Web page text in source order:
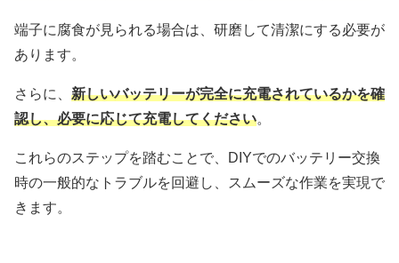
端子に腐食が見られる場合は、研磨して清潔にする必要が
あります。
さらに、 新しいバッテリーが完全に充電されているかを確
認し、必要に応じて充電してください。
これらのステップを踏むことで、DIYでのバッテリー交換
時の一般的なトラブルを回避し、スムーズな作業を実現で
きます。